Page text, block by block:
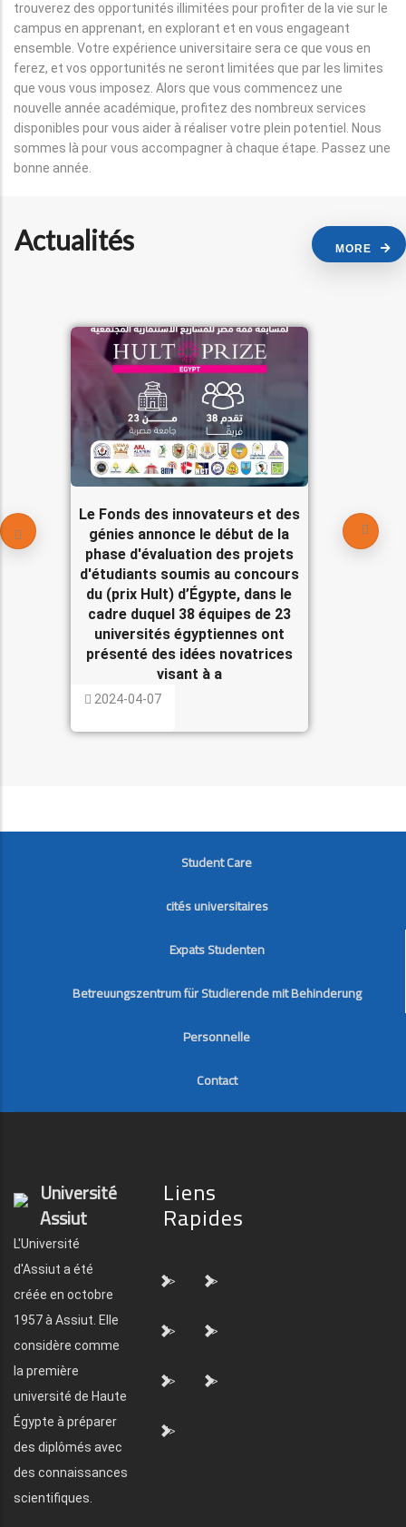
trouverez des opportunités illimitées pour profiter de la vie sur le
campus en apprenant, en explorant et en vous engageant
ensemble. Votre expérience universitaire sera ce que vous en
ferez, et vos opportunités ne seront limitées que par les limites
que vous vous imposez. Alors que vous commencez une
nouvelle année académique, profitez des nombreux services
disponibles pour vous aider à réaliser votre plein potentiel. Nous
sommes là pour vous accompagner à chaque étape. Passez une
bonne année.
Actualités MORE
Le Fonds des innovateurs et des
génies annonce le début de la
phase d'évaluation des projets
d'étudiants soumis au concours
du (prix Hult) d’Égypte, dans le
cadre duquel 38 équipes de 23
universités égyptiennes ont
présenté des idées novatrices
visant à a
2024-04-07
FOOTER
Student Care
cités universitaires
Expats Studenten
Betreuungszentrum für Studierende mit Behinderung
Personnelle
Contact
Université
Assiut
L'Université
d'Assiut a été
créée en octobre
1957 à Assiut. Elle
considère comme
la première
université de Haute
Égypte à préparer
des diplômés avec
des connaissances
scientifiques.
Liens
Rapides
"> ">
"> ">
"> ">
">